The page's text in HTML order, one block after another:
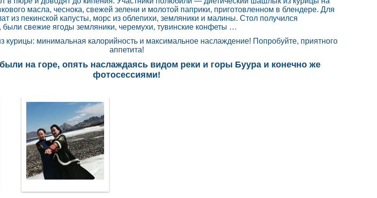
масла, чеснока, свежей зелени и молотой паприки, приготовленном в блендере. Для
из пекинской капусты, морс из облепихи, земляники и малины. Стол получился
свежие ягоды земляники, черемухи, тувинские конфеты …
курицы: минимальная калорийность и максимальное наслаждение! Попробуйте, приятного
аппетита!
на горе, опять наслаждаясь видом реки и горы Буура и конечно же
фотосессиями!